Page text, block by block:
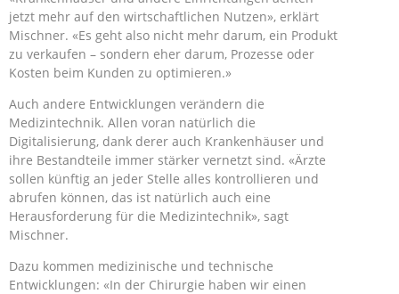
jetzt mehr auf den wirtschaftlichen Nutzen», erklärt
Mischner. «Es geht also nicht mehr darum, ein Produkt
zu verkaufen – sondern eher darum, Prozesse oder
Kosten beim Kunden zu optimieren.»
Auch andere Entwicklungen verändern die
Medizintechnik. Allen voran natürlich die
Digitalisierung, dank derer auch Krankenhäuser und
ihre Bestandteile immer stärker vernetzt sind. «Ärzte
sollen künftig an jeder Stelle alles kontrollieren und
abrufen können, das ist natürlich auch eine
Herausforderung für die Medizintechnik», sagt
Mischner.
Dazu kommen medizinische und technische
Entwicklungen: «In der Chirurgie haben wir einen